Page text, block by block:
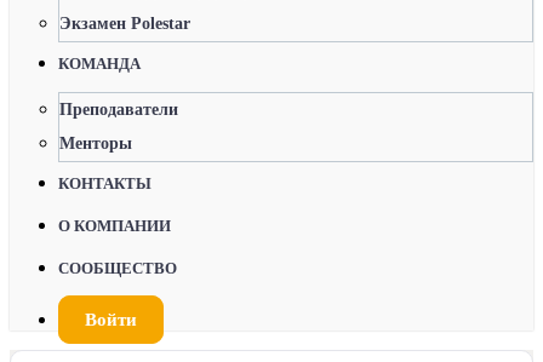
Экзамен Polestar
КОМАНДА
Преподаватели
Менторы
КОНТАКТЫ
О КОМПАНИИ
СООБЩЕСТВО
Войти